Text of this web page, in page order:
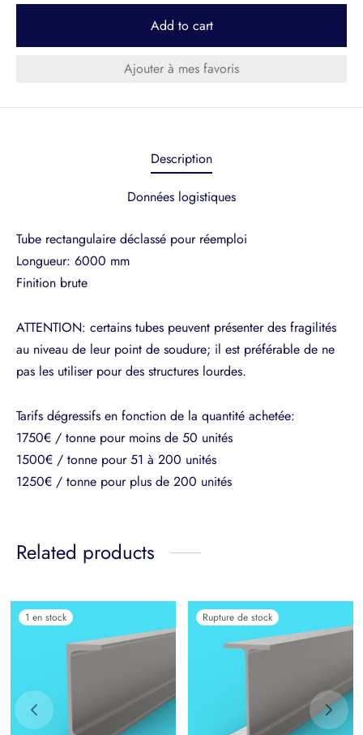
Add to cart
Ajouter à mes favoris
Description
Données logistiques
Tube rectangulaire déclassé pour réemploi
Longueur: 6000 mm
Finition brute
ATTENTION: certains tubes peuvent présenter des fragilités
au niveau de leur point de soudure; il est préférable de ne
pas les utiliser pour des structures lourdes.
Tarifs dégressifs en fonction de la quantité achetée:
1750€ / tonne pour moins de 50 unités
1500€ / tonne pour 51 à 200 unités
1250€ / tonne pour plus de 200 unités
Related products
1 en stock Rupture de stock